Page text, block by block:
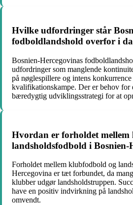
Hvilke udfordringer står
fodboldlandshold overfor i
Bosnien-Hercegovinas
udfordringer som manglende
på nøglespillere og intens
kvalifikationskampe. Der er behov for
bæredygtig udviklingsstrategi for at
Hvordan er forholdet
landsholdsfodbold i Bosnien-
Forholdet mellem klubfodbold og
Hercegovina er tæt forbundet, da
klubber udgør landsholdstruppen.
have en positiv indvirkning på
omvendt.